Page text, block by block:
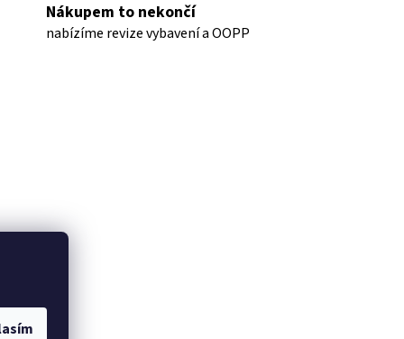
Nákupem to nekončí
nabízíme revize vybavení a OOPP